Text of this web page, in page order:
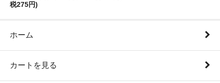
税275円)
ホーム
カートを見る